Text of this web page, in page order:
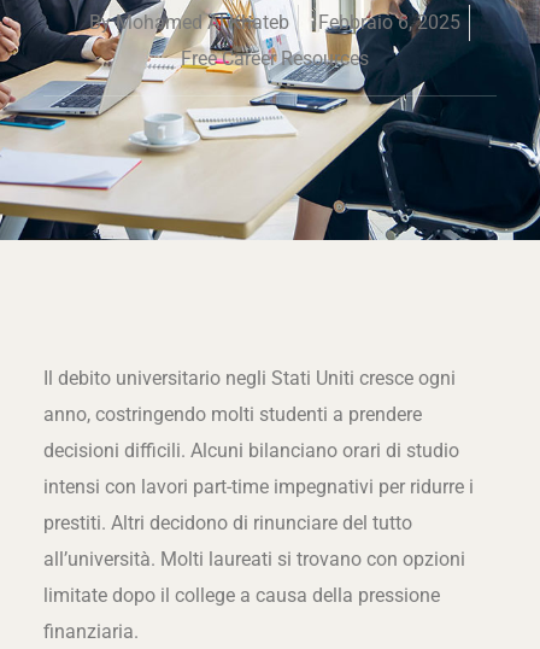
ByMohamed Al Khateb
Febbraio 6, 2025
Free Career Resources
Il debito universitario negli Stati Uniti cresce ogni
anno, costringendo molti studenti a prendere
decisioni difficili. Alcuni bilanciano orari di studio
intensi con lavori part-time impegnativi per ridurre i
prestiti. Altri decidono di rinunciare del tutto
all’università. Molti laureati si trovano con opzioni
limitate dopo il college a causa della pressione
finanziaria.